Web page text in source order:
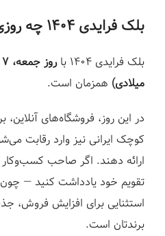
بلک فرایدی ۱۴۰۴ چه روزی است؟
بلک فرایدی ۱۴۰۴ با
میلادی) همزمان است.
در این روز، فروشگاه‌های
کوچک ایرانی نیز وارد رقابت
ارائه دهند. اگر صاحب کسب‌وکار
تقویم خود یادداشت کنید —
استثنایی برای افزایش فروش،
برندتان است.